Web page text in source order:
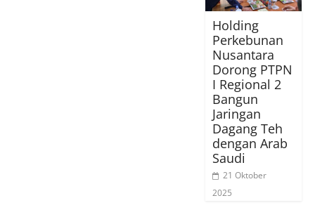
Holding
Perkebunan
Nusantara
Dorong PTPN
I Regional 2
Bangun
Jaringan
Dagang Teh
dengan Arab
Saudi
21 Oktober
2025